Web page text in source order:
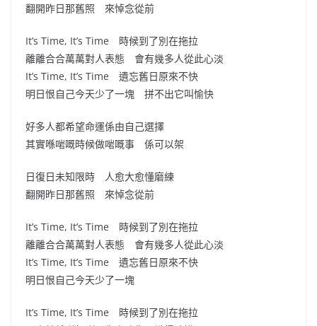
翻開昨日那舊照 來悼念從前
It’s Time, It’s Time 時候到了別在拖拉
離離合合萬萬對人表態 會有幾多人從此心淡
It’s Time, It’s Time 遺忘舊日原來不快
明日恨自己今天少了一塊 拼不出它叫愉快
好多人都希望命運係由自己選擇
其實喺啱嘅時候做啱嘅事 係可以架
日復日未知限時 人愈大愈懂磨練
翻開昨日那舊照 來悼念從前
It’s Time, It’s Time 時候到了別在拖拉
離離合合萬萬對人表態 會有幾多人從此心淡
It’s Time, It’s Time 遺忘舊日原來不快
明日恨自己今天少了一塊
It’s Time, It’s Time 時候到了別在拖拉